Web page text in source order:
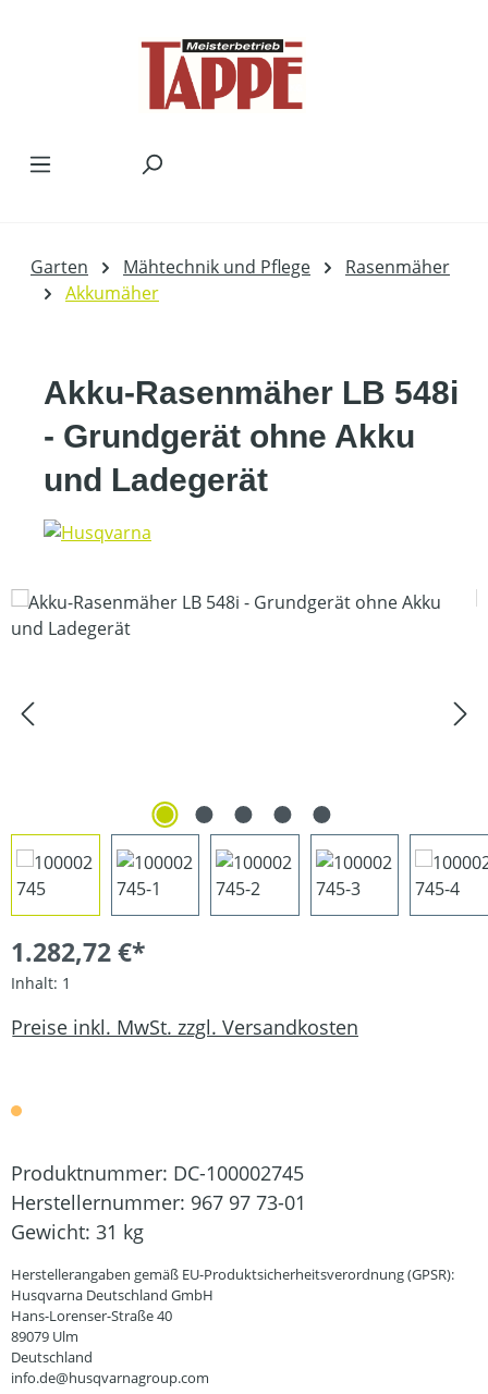
Garten Mähtechnik und Pflege
Rasenmäher
Akkumäher
Akku-Rasenmäher LB 548i
- Grundgerät ohne Akku
und Ladegerät
Bildergalerie überspringen
1.282,72 €*
Inhalt: 1
Preise inkl. MwSt. zzgl. Versandkosten
Produktnummer: DC-100002745
Herstellernummer: 967 97 73-01
Gewicht: 31 kg
Herstellerangaben gemäß EU-Produktsicherheitsverordnung (GPSR):
Husqvarna Deutschland GmbH
Hans-Lorenser-Straße 40
89079 Ulm
Deutschland
info.de@husqvarnagroup.com